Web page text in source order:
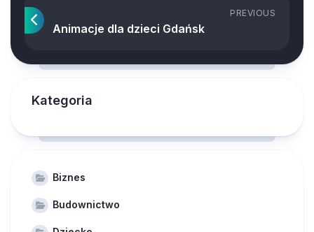
PREVIOUS
Animacje dla dzieci Gdańsk
Kategoria
Biznes
Budownictwo